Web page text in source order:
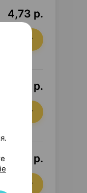
4,73 р.
В корзину
6,61 р.
В корзину
5,57 р.
В корзину